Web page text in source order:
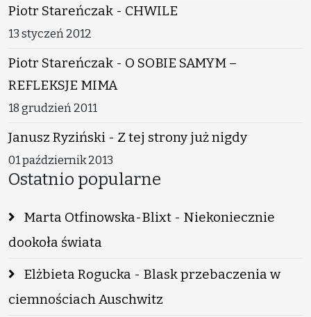
Piotr Stareńczak - CHWILE
13 styczeń 2012
Piotr Stareńczak - O SOBIE SAMYM –
REFLEKSJE MIMA
18 grudzień 2011
Janusz Ryziński - Z tej strony już nigdy
01 październik 2013
Ostatnio popularne
Marta Otfinowska-Blixt - Niekoniecznie
dookoła świata
Elżbieta Rogucka - Blask przebaczenia w
ciemnościach Auschwitz